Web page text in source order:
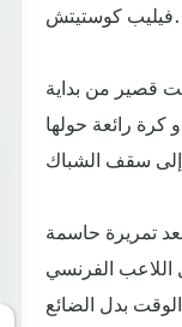
فيليب كوستيتش.
قصير من بداية
كرة رائعة حولها
تمريرة حاسمة
82، ثم أكمل اللاعب الفرنسي